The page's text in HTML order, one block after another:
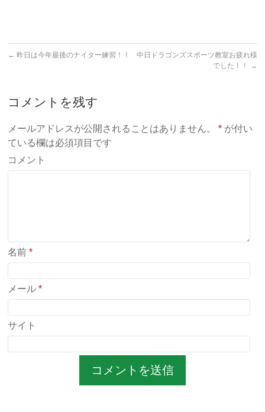
← 昨日は今年最後のナイター練習！！
中日ドラゴンズスポーツ教室お疲れ様
でした！！
→
コメントを残す
メールアドレスが公開されることはありません。 * が付い
ている欄は必須項目です
コメント
名前*
メール*
サイト